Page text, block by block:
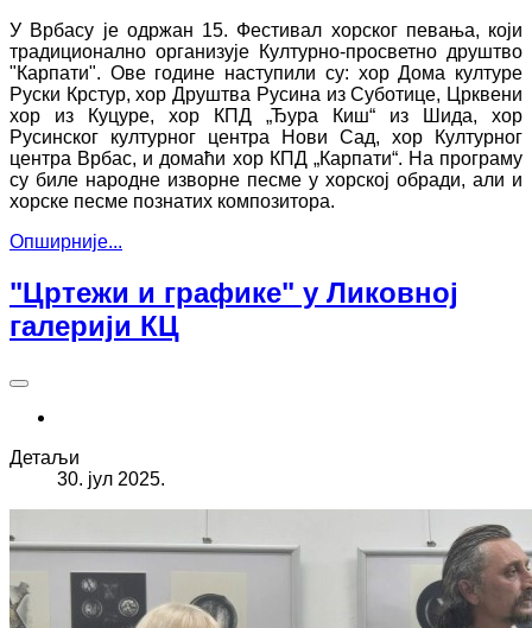
У Врбасу је одржан 15. Фестивал хорског певања, који
традиционално организује Културно-просветно друштво
"Карпати". Ове године наступили су: хор Дома културе
Руски Крстур, хор Друштва Русина из Суботице, Црквени
хор из Куцуре, хор КПД „Ђура Киш“ из Шида, хор
Русинског културног центра Нови Сад, хор Културног
центра Врбас, и домаћи хор КПД „Карпати“. На програму
су биле народне изворне песме у хорској обради, али и
хорске песме познатих композитора.
Опширније...
"Цртежи и графике" у Ликовној
галерији КЦ
Детаљи
30. јул 2025.